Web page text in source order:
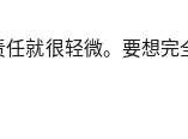
就很轻微。要想